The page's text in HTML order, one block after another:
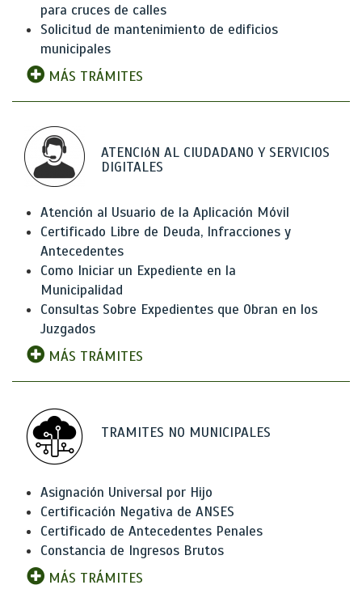
para cruces de calles
Solicitud de mantenimiento de edificios
municipales
MÁS TRÁMITES
ATENCIóN AL CIUDADANO Y SERVICIOS
DIGITALES
Atención al Usuario de la Aplicación Móvil
Certificado Libre de Deuda, Infracciones y
Antecedentes
Como Iniciar un Expediente en la
Municipalidad
Consultas Sobre Expedientes que Obran en los
Juzgados
MÁS TRÁMITES
TRAMITES NO MUNICIPALES
Asignación Universal por Hijo
Certificación Negativa de ANSES
Certificado de Antecedentes Penales
Constancia de Ingresos Brutos
MÁS TRÁMITES